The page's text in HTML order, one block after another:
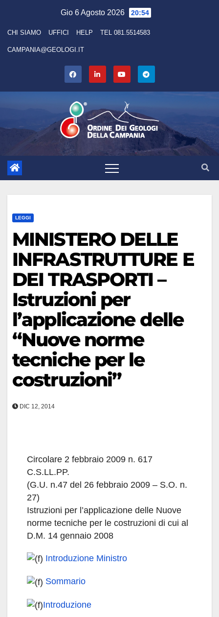
content
Gio 6 Agosto 2026 20:54
CHI SIAMO UFFICI HELP TEL 081.5514583
CAMPANIA@GEOLOGI.IT
LEGGI
MINISTERO DELLE
INFRASTRUTTURE E
DEI TRASPORTI –
Istruzioni per
l’applicazione delle
“Nuove norme
tecniche per le
costruzioni”
DIC 12, 2014
Circolare 2 febbraio 2009 n. 617
C.S.LL.PP.
(G.U. n.47 del 26 febbraio 2009 – S.O. n.
27)
Istruzioni per l’applicazione delle Nuove
norme tecniche per le costruzioni di cui al
D.M. 14 gennaio 2008
Introduzione Ministro
Sommario
Introduzione